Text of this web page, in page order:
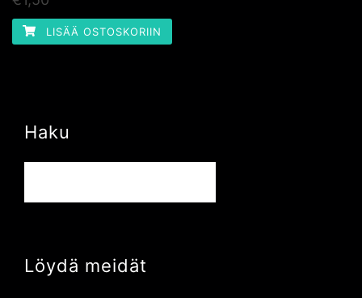
LISÄÄ OSTOSKORIIN
Haku
Haku:
Löydä meidät